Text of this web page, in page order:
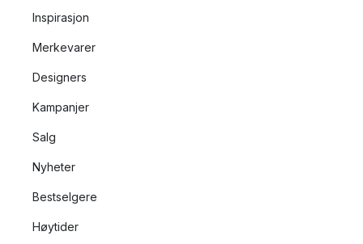
Inspirasjon
Merkevarer
Designers
Kampanjer
Salg
Nyheter
Bestselgere
Høytider